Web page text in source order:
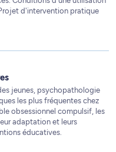
d'intervention pratique
jeunes, psychopathologie
les plus fréquentes chez
obsessionnel compulsif, les
adaptation et leurs
éducatives.